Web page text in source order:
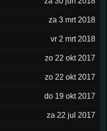
za 3 mrt 2018
vr 2 mrt 2018
zo 22 okt 2017
zo 22 okt 2017
do 19 okt 2017
za 22 jul 2017